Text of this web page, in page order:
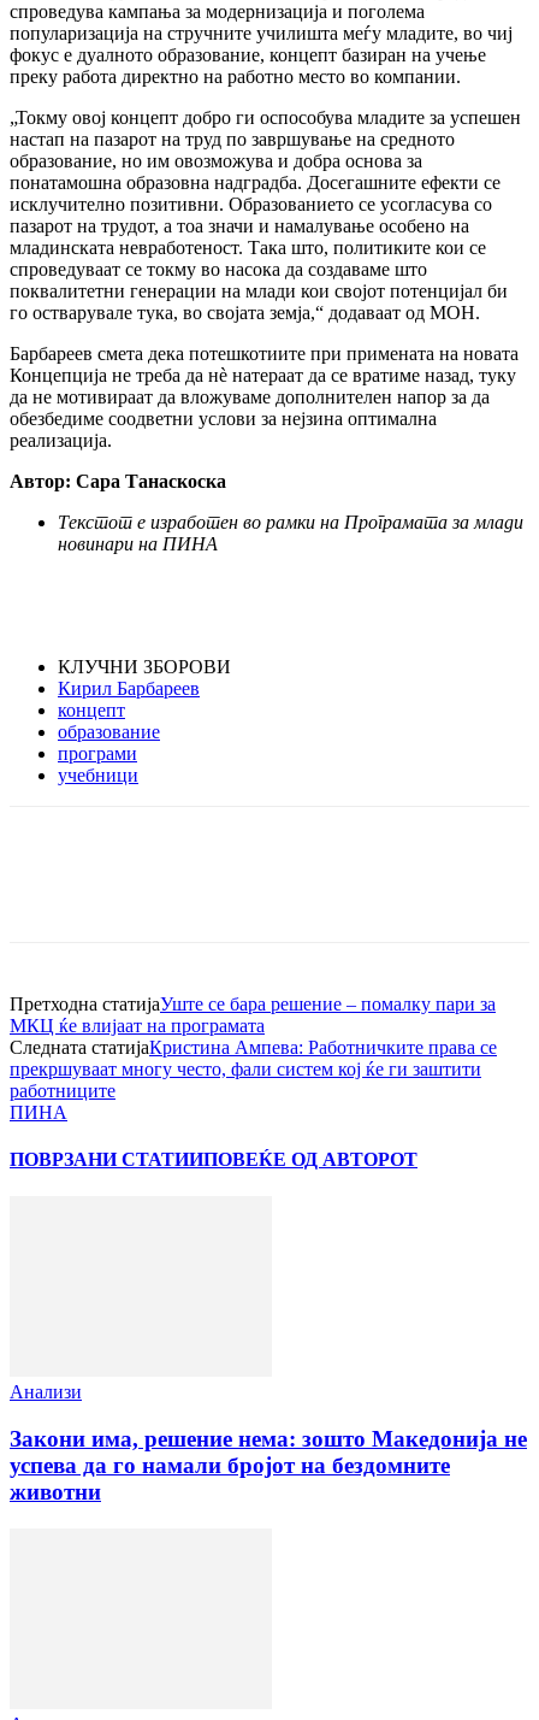
спроведува кампања за модернизација и поголема
популаризација на стручните училишта меѓу младите, во чиј
фокус е дуалното образование, концепт базиран на учење
преку работа директно на работно место во компании.
„Токму овој концепт добро ги оспособува младите за успешен
настап на пазарот на труд по завршување на средното
образование, но им овозможува и добра основа за
понатамошна образовна надградба. Досегашните ефекти се
исклучително позитивни. Образованието се усогласува со
пазарот на трудот, а тоа значи и намалување особено на
младинската невработеност. Така што, политиките кои се
спроведуваат се токму во насока да создаваме што
поквалитетни генерации на млади кои својот потенцијал би
го остварувале тука, во својата земја,“ додаваат од МОН.
Барбареев смета дека потешкотиите при примената на новата
Концепција не треба да нѐ натераат да се вратиме назад, туку
да не мотивираат да вложуваме дополнителен напор за да
обезбедиме соодветни услови за нејзина оптимална
реализација.
Автор: Сара Танаскоска
Текстот е изработен во рамки на Програмата за млади
новинари на ПИНА
КЛУЧНИ ЗБОРОВИ
Кирил Барбареев
концепт
образование
програми
учебници
Претходна статијаУште се бара решение – помалку пари за
МКЦ ќе влијаат на програмата
Следната статијаКристина Ампева: Работничките права се
прекршуваат многу често, фали систем кој ќе ги заштити
работниците
ПИНА
ПОВРЗАНИ СТАТИИПОВЕЌЕ ОД АВТОРОТ
Анализи
Закони има, решение нема: зошто Македонија не
успева да го намали бројот на бездомните
животни